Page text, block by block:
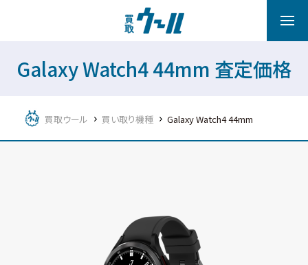
Galaxy Watch4 44mm 査定価格
買取ウール 買い取り機種 Galaxy Watch4 44mm